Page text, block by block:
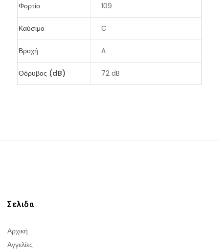
Φορτίο 109
Καύσιμο C
Βροχή A
Θόρυβος (dB) 72 dB
Σελιδα
Αρχική
Αγγελίες